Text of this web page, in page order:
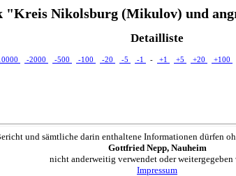
"Kreis Nikolsburg (Mikulov) und
Detailliste
-2000 -500 -100 -20 -5 -1 - +1 +5 +20 +100
und sämtliche darin enthaltene Informationen dürfen
Gottfried Nepp, Nauheim
nicht anderweitig verwendet oder weitergegeben
Impressum